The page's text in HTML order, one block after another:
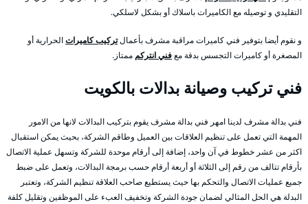
التقليدي و توصيله مع الكاميرات باسلاك أو بشكل لاسلكي.
و نقوم أيضا بتوفير فني كاميرات مراقبة مشرف بأعمالتركيب كاميراتالحرارية أو
المصغرة أو كاميرات التجسس بدقة معفني انتركمممتاز.
فني تركيب وصيانة بدالات بالكويت
فني بدالة مشرف لدينا امهر فني بدالة مشرف يقوم بتركيب البدالات لانها من الامور
المهمة التي تعمل على تنظيم العلاقات بين العميل وطاقم الشركة، بحيث يمكن استقبال
اكثر من عشر خطوط في آن واحد، إضافة إلى أرقام موحدة للشركة وتسهل عملية الاتصال
بأرقام تتالف من رقم إلى الثلاثة أو أربعة أرقام حسب برمجة البدالات، وتعمل على ضبط
جميع عمليات الاتصال والتحكم بها حيث يستطيع صاحب العلاقة تنظيم الشركة، وتعتبر
البدلة هي الحل المثالي لضمان جودة الشركة وتخفيف العبء على الموظفين وتقليل كلفة